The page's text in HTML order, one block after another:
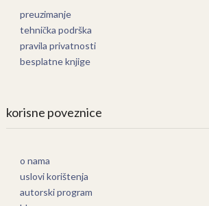
preuzimanje
tehnička podrška
pravila privatnosti
besplatne knjige
korisne poveznice
o nama
uslovi korištenja
autorski program